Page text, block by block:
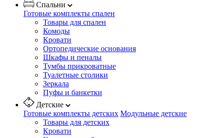
Спальни
Готовые комплекты спален
Товары для спален
Комоды
Кровати
Ортопедические основания
Шкафы и пеналы
Тумбы прикроватные
Туалетные столики
Зеркала
Пуфы и банкетки
Детские
Готовые комплекты детских Модульные детские
Товары для детских
Кровати